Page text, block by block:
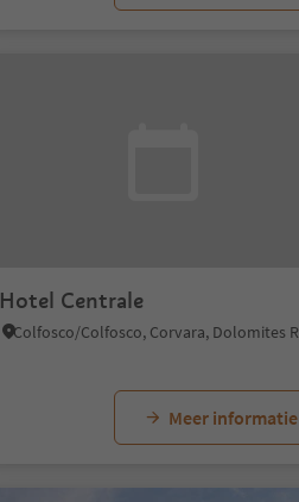
Hotel Centrale
Meer informatie